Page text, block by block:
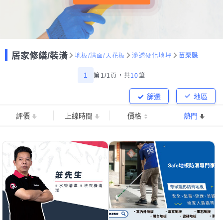
居家修繕/裝潢 地板/牆面/天花板 滲透硬化地坪 苗栗縣
1 第1/1頁， 共10筆
地區
篩選
評價 上線時間 價格 熱門